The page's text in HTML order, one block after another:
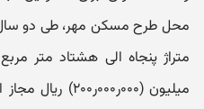
محل طرح مسکن مهر، طی دو سال
متراژ پنجاه الی هشتاد متر
میلیون